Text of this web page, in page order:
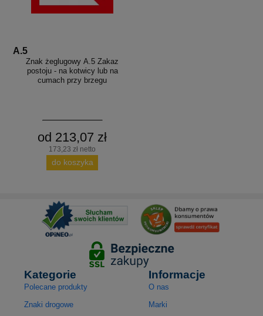
A.5
Znak żeglugowy A.5 Zakaz
postoju - na kotwicy lub na
cumach przy brzegu
od 213,07 zł
173,23 zł netto
do koszyka
Kategorie
Polecane produkty
Znaki drogowe
Informacje
O nas
Marki